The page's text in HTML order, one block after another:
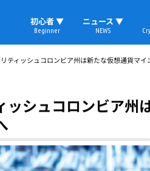
初心者 ▼
Beginner
ニュース ▼
NEWS
ティッシュコロンビア州は新たな仮想通貨マ
ッシュコロンビア州